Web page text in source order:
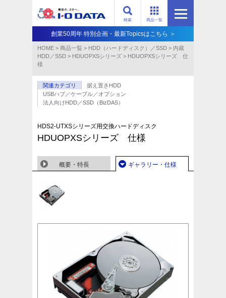
商品一覧
検索
創業50周年 特別企画・最新Topicsはこちら ＞
HOME > 商品一覧 > HDD（ハードディスク）／SSD > 内蔵
HDD／SSD > HDUOPXSシリーズ > HDUOPXSシリーズ 仕
様
関連カテゴリ
据え置きHDD
USBハブ／ケーブル／オプション
法人向けHDD／SSD（BizDAS）
HDS2-UTXSシリーズ用交換ハードディスク
HDUOPXSシリーズ 仕様
概要・特長 ギャラリー・仕様